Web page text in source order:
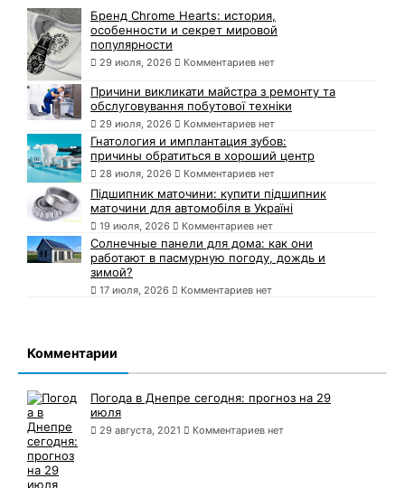
Бренд Chrome Hearts: история,
особенности и секрет мировой
популярности
29 июля, 2026 Комментариев нет
Причини викликати майстра з ремонту та
обслуговування побутової техніки
29 июля, 2026 Комментариев нет
Гнатология и имплантация зубов:
причины обратиться в хороший центр
28 июля, 2026 Комментариев нет
Підшипник маточини: купити підшипник
маточини для автомобіля в Україні
19 июля, 2026 Комментариев нет
Солнечные панели для дома: как они
работают в пасмурную погоду, дождь и
зимой?
17 июля, 2026 Комментариев нет
Комментарии
Погода в Днепре сегодня: прогноз на 29
июля
29 августа, 2021 Комментариев нет